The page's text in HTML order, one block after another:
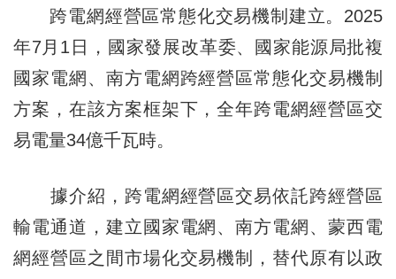
跨電網經營區常態化交易機制建立。2025
年7月1日，國家發展改革委、國家能源局批複
國家電網、南方電網跨經營區常態化交易機制
方案，在該方案框架下，全年跨電網經營區交
易電量34億千瓦時。
據介紹，跨電網經營區交易依託跨經營區
輸電通道，建立國家電網、南方電網、蒙西電
網經營區之間市場化交易機制，替代原有以政